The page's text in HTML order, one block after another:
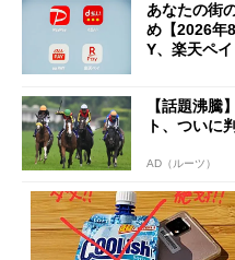
あなたの街
め【2026年
Y、楽天ペイ
【話題沸騰
ト、ついに
AD（ルーツ）